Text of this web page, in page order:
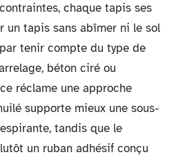
chaque tapis ses
un tapis sans abîmer ni le sol
tenir compte du type de
béton ciré ou
réclame une approche
supporte mieux une sous-
tandis que le
un ruban adhésif conçu